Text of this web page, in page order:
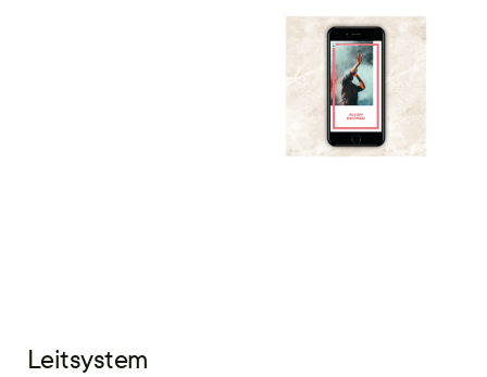
Leitsystem